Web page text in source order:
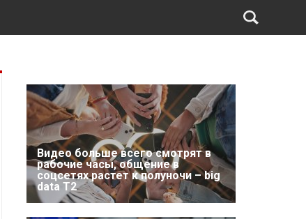
Видео больше всего смотрят в
рабочие часы, общение в
соцсетях растет к полуночи – big
data T2